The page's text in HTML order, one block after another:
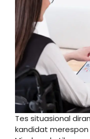
Tes situasional
kandidat merespon